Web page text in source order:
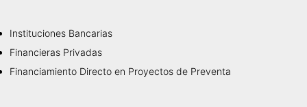
Instituciones Bancarias
Financieras Privadas
Financiamiento Directo en Proyectos de Preventa